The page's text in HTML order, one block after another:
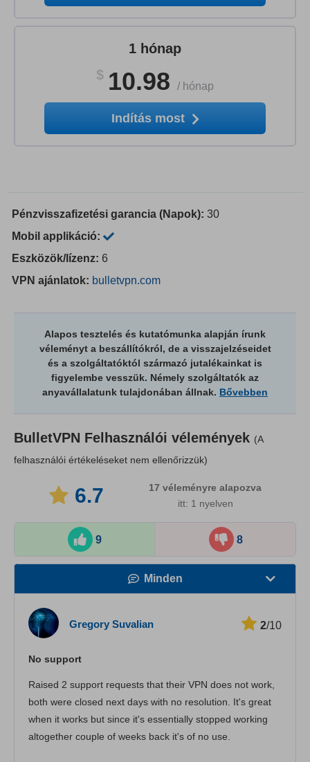
1 hónap
$ 10.98 / hónap
Indítás most
Pénzvisszafizetési garancia (Napok): 30
Mobil applikáció:
Eszközök/lízenz: 6
VPN ajánlatok: bulletvpn.com
Alapos tesztelés és kutatómunka alapján írunk
véleményt a beszállítókról, de a visszajelzéseidet
és a szolgáltatóktól származó jutalékainkat is
figyelembe vesszük. Némely szolgáltatók az
anyavállalatunk tulajdonában állnak. Bővebben
BulletVPN Felhasználói vélemények (A
felhasználói értékeléseket nem ellenőrizzük)
6.7 17 véleményre alapozva
itt: 1 nyelven
9 8
Minden
Ügyfélszolgálat
Gregory Suvalian 2/10
No support
Raised 2 support requests that their VPN does not work,
both were closed next days with no resolution. It's great
when it works but since it's essentially stopped working
altogether couple of weeks back it's of no use.